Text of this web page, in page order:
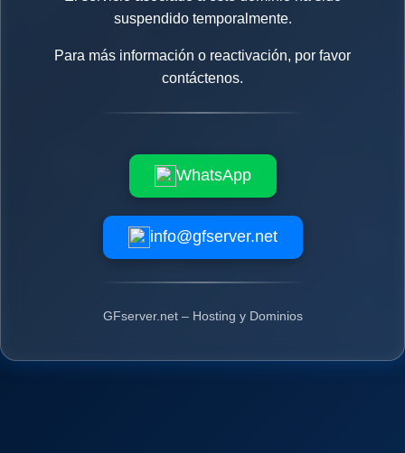
suspendido temporalmente.
Para más información o reactivación, por favor
contáctenos.
WhatsApp
info@gfserver.net
GFserver.net – Hosting y Dominios